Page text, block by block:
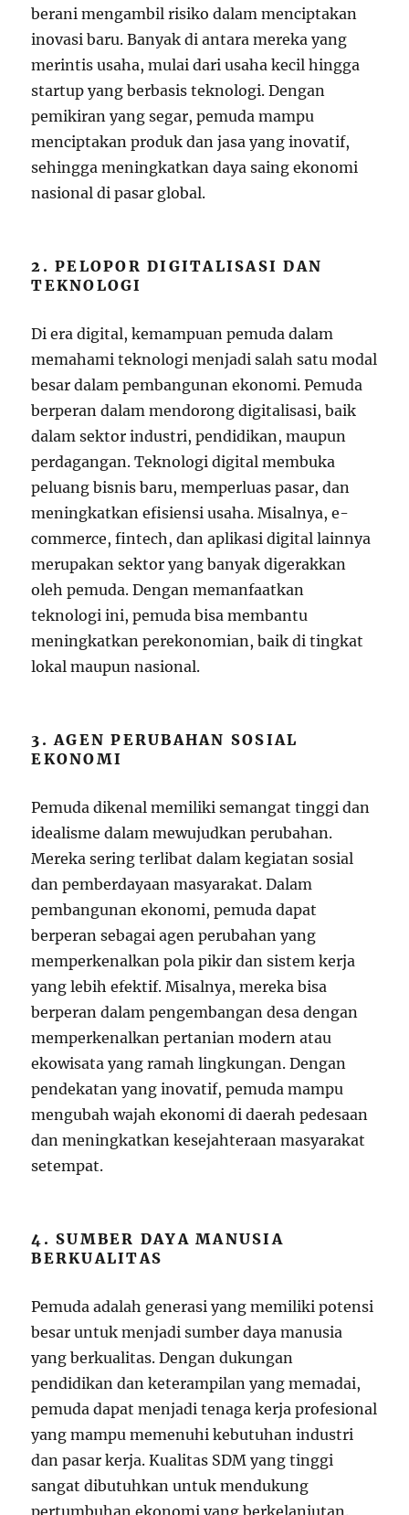
berani mengambil risiko dalam menciptakan
inovasi baru. Banyak di antara mereka yang
merintis usaha, mulai dari usaha kecil hingga
startup yang berbasis teknologi. Dengan
pemikiran yang segar, pemuda mampu
menciptakan produk dan jasa yang inovatif,
sehingga meningkatkan daya saing ekonomi
nasional di pasar global.
2. PELOPOR DIGITALISASI DAN
TEKNOLOGI
Di era digital, kemampuan pemuda dalam
memahami teknologi menjadi salah satu modal
besar dalam pembangunan ekonomi. Pemuda
berperan dalam mendorong digitalisasi, baik
dalam sektor industri, pendidikan, maupun
perdagangan. Teknologi digital membuka
peluang bisnis baru, memperluas pasar, dan
meningkatkan efisiensi usaha. Misalnya, e-
commerce, fintech, dan aplikasi digital lainnya
merupakan sektor yang banyak digerakkan
oleh pemuda. Dengan memanfaatkan
teknologi ini, pemuda bisa membantu
meningkatkan perekonomian, baik di tingkat
lokal maupun nasional.
3. AGEN PERUBAHAN SOSIAL
EKONOMI
Pemuda dikenal memiliki semangat tinggi dan
idealisme dalam mewujudkan perubahan.
Mereka sering terlibat dalam kegiatan sosial
dan pemberdayaan masyarakat. Dalam
pembangunan ekonomi, pemuda dapat
berperan sebagai agen perubahan yang
memperkenalkan pola pikir dan sistem kerja
yang lebih efektif. Misalnya, mereka bisa
berperan dalam pengembangan desa dengan
memperkenalkan pertanian modern atau
ekowisata yang ramah lingkungan. Dengan
pendekatan yang inovatif, pemuda mampu
mengubah wajah ekonomi di daerah pedesaan
dan meningkatkan kesejahteraan masyarakat
setempat.
4. SUMBER DAYA MANUSIA
BERKUALITAS
Pemuda adalah generasi yang memiliki potensi
besar untuk menjadi sumber daya manusia
yang berkualitas. Dengan dukungan
pendidikan dan keterampilan yang memadai,
pemuda dapat menjadi tenaga kerja profesional
yang mampu memenuhi kebutuhan industri
dan pasar kerja. Kualitas SDM yang tinggi
sangat dibutuhkan untuk mendukung